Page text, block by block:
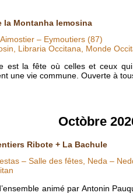
la Montanha lemosina
– Eymoutiers (87)
Libraria Occitana, Monde
est la fête où celles et ceux
une vie commune. Ouverte à
Octòbre
Ribote + La Bachule
– Salle des fêtes, Neda –
animé par Antonin